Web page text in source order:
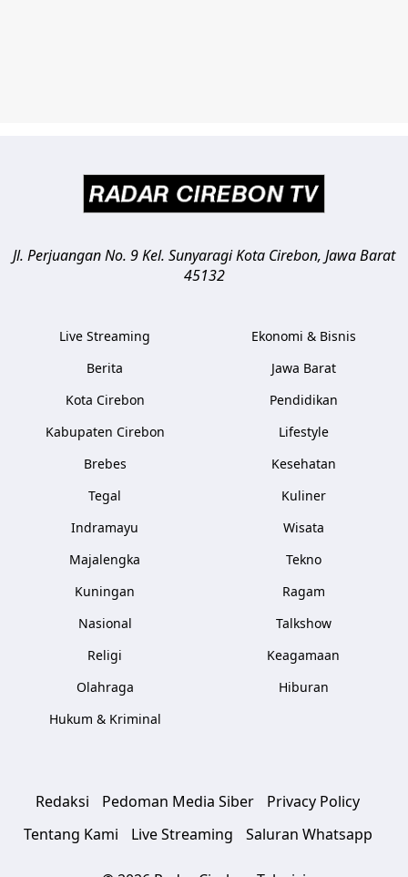
Jl. Perjuangan No. 9 Kel. SunyaragiKota Cirebon, Jawa Barat
45132
Live Streaming
Berita
Kota Cirebon
Kabupaten Cirebon
Brebes
Tegal
Indramayu
Majalengka
Kuningan
Nasional
Religi
Olahraga
Hukum & Kriminal
Ekonomi & Bisnis
Jawa Barat
Pendidikan
Lifestyle
Kesehatan
Kuliner
Wisata
Tekno
Ragam
Talkshow
Keagamaan
Hiburan
Redaksi Pedoman Media Siber
Privacy Policy
Tentang Kami
Live Streaming Saluran Whatsapp